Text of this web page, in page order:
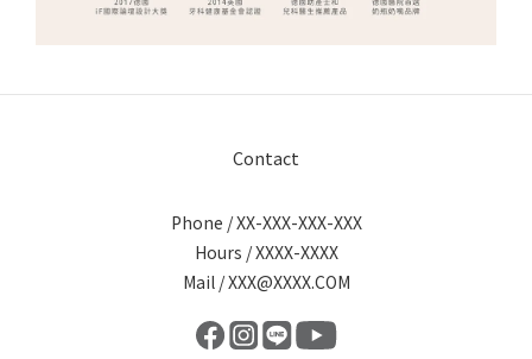
Contact
Phone / XX-XXX-XXX-XXX
Hours / XXXX-XXXX
Mail / XXX@XXXX.COM